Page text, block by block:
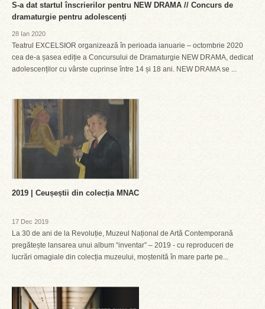
S-a dat startul înscrierilor pentru NEW DRAMA // Concurs de
dramaturgie pentru adolescenți
28 Ian 2020
Teatrul EXCELSIOR organizează în perioada ianuarie – octombrie 2020
cea de-a șasea ediție a Concursului de Dramaturgie NEW DRAMA, dedicat
adolescenților cu vârste cuprinse între 14 și 18 ani. NEW DRAMA se ...
2019 | Ceușeștii din colecția MNAC
17 Dec 2019
La 30 de ani de la Revoluție, Muzeul Național de Artă Contemporană
pregătește lansarea unui album “inventar” – 2019 - cu reproduceri de
lucrări omagiale din colecția muzeului, moștenită în mare parte pe...